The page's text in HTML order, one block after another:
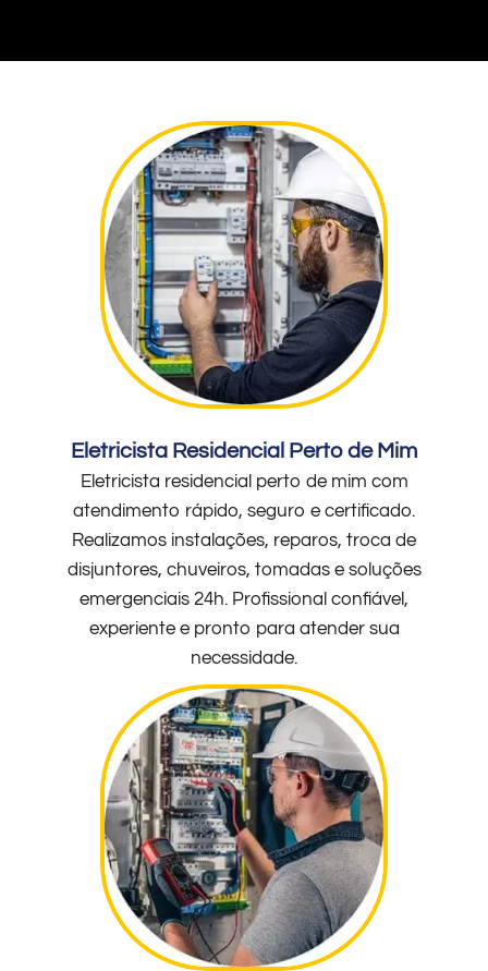
Eletricista Residencial Perto de Mim
Eletricista residencial perto de mim com
atendimento rápido, seguro e certificado.
Realizamos instalações, reparos, troca de
disjuntores, chuveiros, tomadas e soluções
emergenciais 24h. Profissional confiável,
experiente e pronto para atender sua
necessidade.